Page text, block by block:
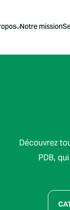
Notre mission
Découvrez
PDB,